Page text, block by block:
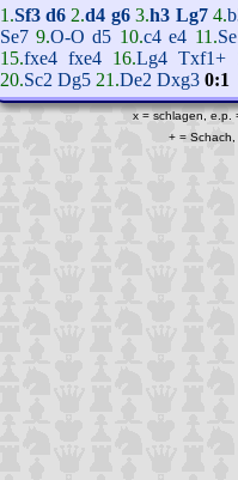
1.Sf3 d6 2.d4 g6 3.h3 Lg7 4.
Se7 9.O-O d5 10.c4 e4 11.
15.fxe4 fxe4 16.Lg4 Txf1+
20.Sc2 Dg5 21.De2 Dxg3 0:1
x = schlagen, e.p.
+ = Schach,